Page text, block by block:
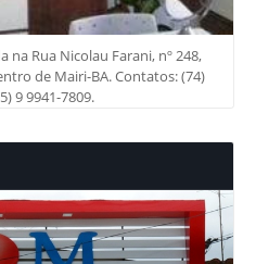
na Rua Nicolau Farani, nº 248,
de Mairi-BA. Contatos: (74)
9 9941-7809.